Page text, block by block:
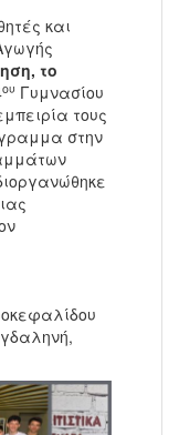
και
το
ου Γυμνασίου
τους
στην